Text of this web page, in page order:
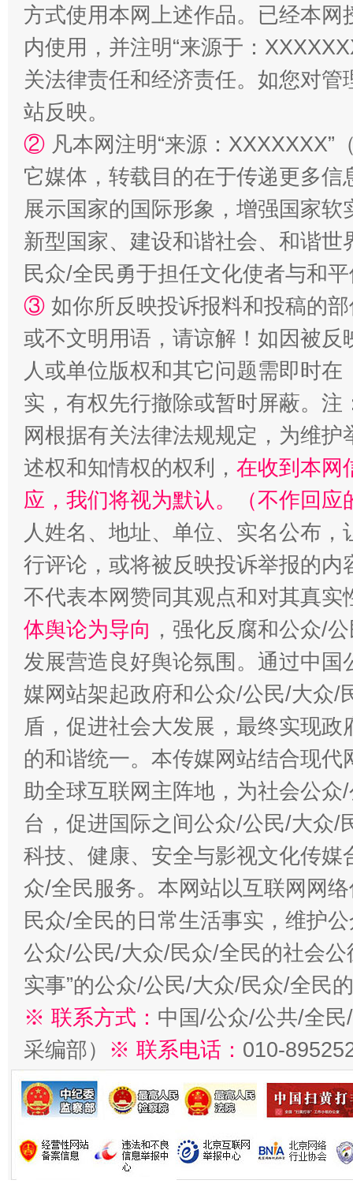
方式使用本网上述作品。已经本
内使用，并注明“来源于：
关法律责任和经济责任。如您对
站反映。
② 凡本网注明“来源：
它媒体，转载目的在于传递更多
展示国家的国际形象，增强国家
新型国家、建设和谐社会、和谐
民众/全民勇于担任文化使者与和
③ 如你所反映投诉报料和投稿的
或不文明用语，请谅解！如因被
人或单位版权和其它问题需即时在
实，有权先行撤除或暂时屏蔽。
网根据有关法律法规规定，为维
述权和知情权的权利， 在收到本网
应，我们将视为默认。（不作回应
人姓名、地址、单位、实名公布
行评论，或将被反映投诉举报的
不代表本网赞同其观点和对其真实
体舆论为导向 ，强化反腐和公众/
发展营造良好舆论氛围。通过中
媒网站架起政府和公众/公民/大众/
盾，促进社会大发展，最终实现
的和谐统一。本传媒网站结合现
助全球互联网主阵地，为社会公
台，促进国际之间公众/公民/大众/
科技、健康、安全与影视文化传
众/全民服务。本网站以互联网网
民众/全民的日常生活事实，维护
公众/公民/大众/民众/全民的社会公
实事”的公众/公民/大众/民众/全民
※ 联系方式： 中国/公众/公共/全
采编部） ※ 联系电话： 010-